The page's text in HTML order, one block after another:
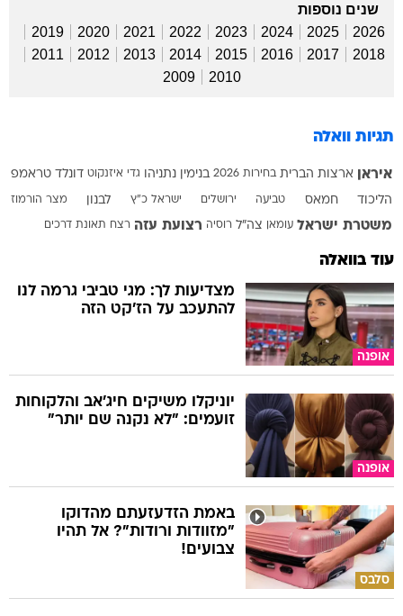
שנים נוספות
2026
2025
2024
2023
2022
2021
2020
2019
2018
2017
2016
2015
2014
2013
2012
2011
2010
2009
תגיות וואלה
איראן ארצות הברית בחירות 2026 בנימין נתניהו גדי איזנקוט דונלד טראמפ
הליכוד חמאס טביעה ירושלים ישראל כ"ץ לבנון מצר הורמוז
משטרת ישראל עומאן צה"ל רוסיה רצועת עזה רצח תאונת דרכים
עוד בוואלה
אופנה
מצדיעות לך: מגי טביבי גרמה לנו
להתעכב על הז'קט הזה
אופנה
יוניקלו משיקים חיג'אב והלקוחות
זועמים: "לא נקנה שם יותר"
סלבס
באמת הזדעזעתם מהדוקו
"מזוודות ורודות"? אל תהיו
צבועים!